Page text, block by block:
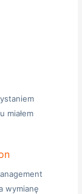
miałem
wymianę